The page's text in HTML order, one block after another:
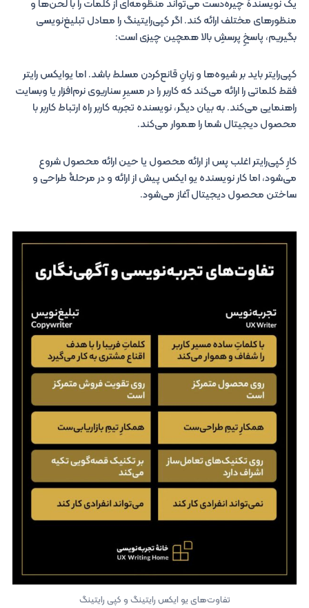
یک نویسندۀ چیره‌دست می‌تواند منظومه‌ای از کلمات را با لحن‌ها و
منظورهای مختلف ارائه کند. اگر کپی‌رایتینگ را معادل تبلیغ‌نویسی
بگیریم، پاسخِ پرسشِ بالا همچین چیزی است:
کپی‌رایتر باید بر شیوه‌ها و زبانِ قانع‌کردن مسلط باشد. اما یوایکس رایتر
فقط کلماتی را ارائه می‌کند که کاربر را در مسیرِ سناریوی نرم‌افزار یا وبسایت
راهنمایی می‌کند. به بیان دیگر، نویسنده تجربه کاربر راه ارتباط کاربر با
محصول دیجیتال شما را هموار می‌کند.
کارِ کپی‌رایتر اغلب پس از ارائه محصول یا حین ارائه محصول شروع
می‌شود، اما کار نویسنده یو ایکس پیش از ارائه و در مرحلۀ طراحی و
ساختن محصول دیجیتال آغاز می‌شود.
تفاوت‌های یو ایکس رایتینگ و کپی رایتینگ